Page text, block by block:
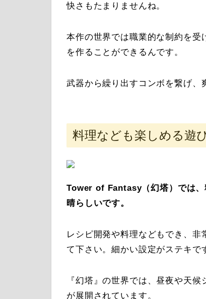
快さもたまりませんね。
本作の世界では職業的な制約を受
を作ることができるんです。
武器から繰り出すコンボを繋げ、
料理なども楽しめる遊
Tower of Fantasy（幻塔）では、
晴らしいです。
レシピ開発や料理などもでき、
て下さい。細かい設定がステキで
『幻塔』の世界では、昼夜や天
が展開されています。